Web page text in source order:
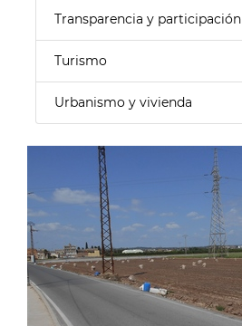
Transparencia y participación
Turismo
Urbanismo y vivienda